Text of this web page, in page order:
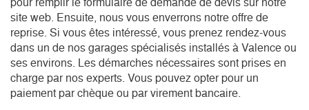
site web. Ensuite, nous vous enverrons notre offre de
reprise. Si vous êtes intéressé, vous prenez rendez-vous
dans un de nos garages spécialisés installés à Valence ou
ses environs. Les démarches nécessaires sont prises en
charge par nos experts. Vous pouvez opter pour un
paiement par chèque ou par virement bancaire.